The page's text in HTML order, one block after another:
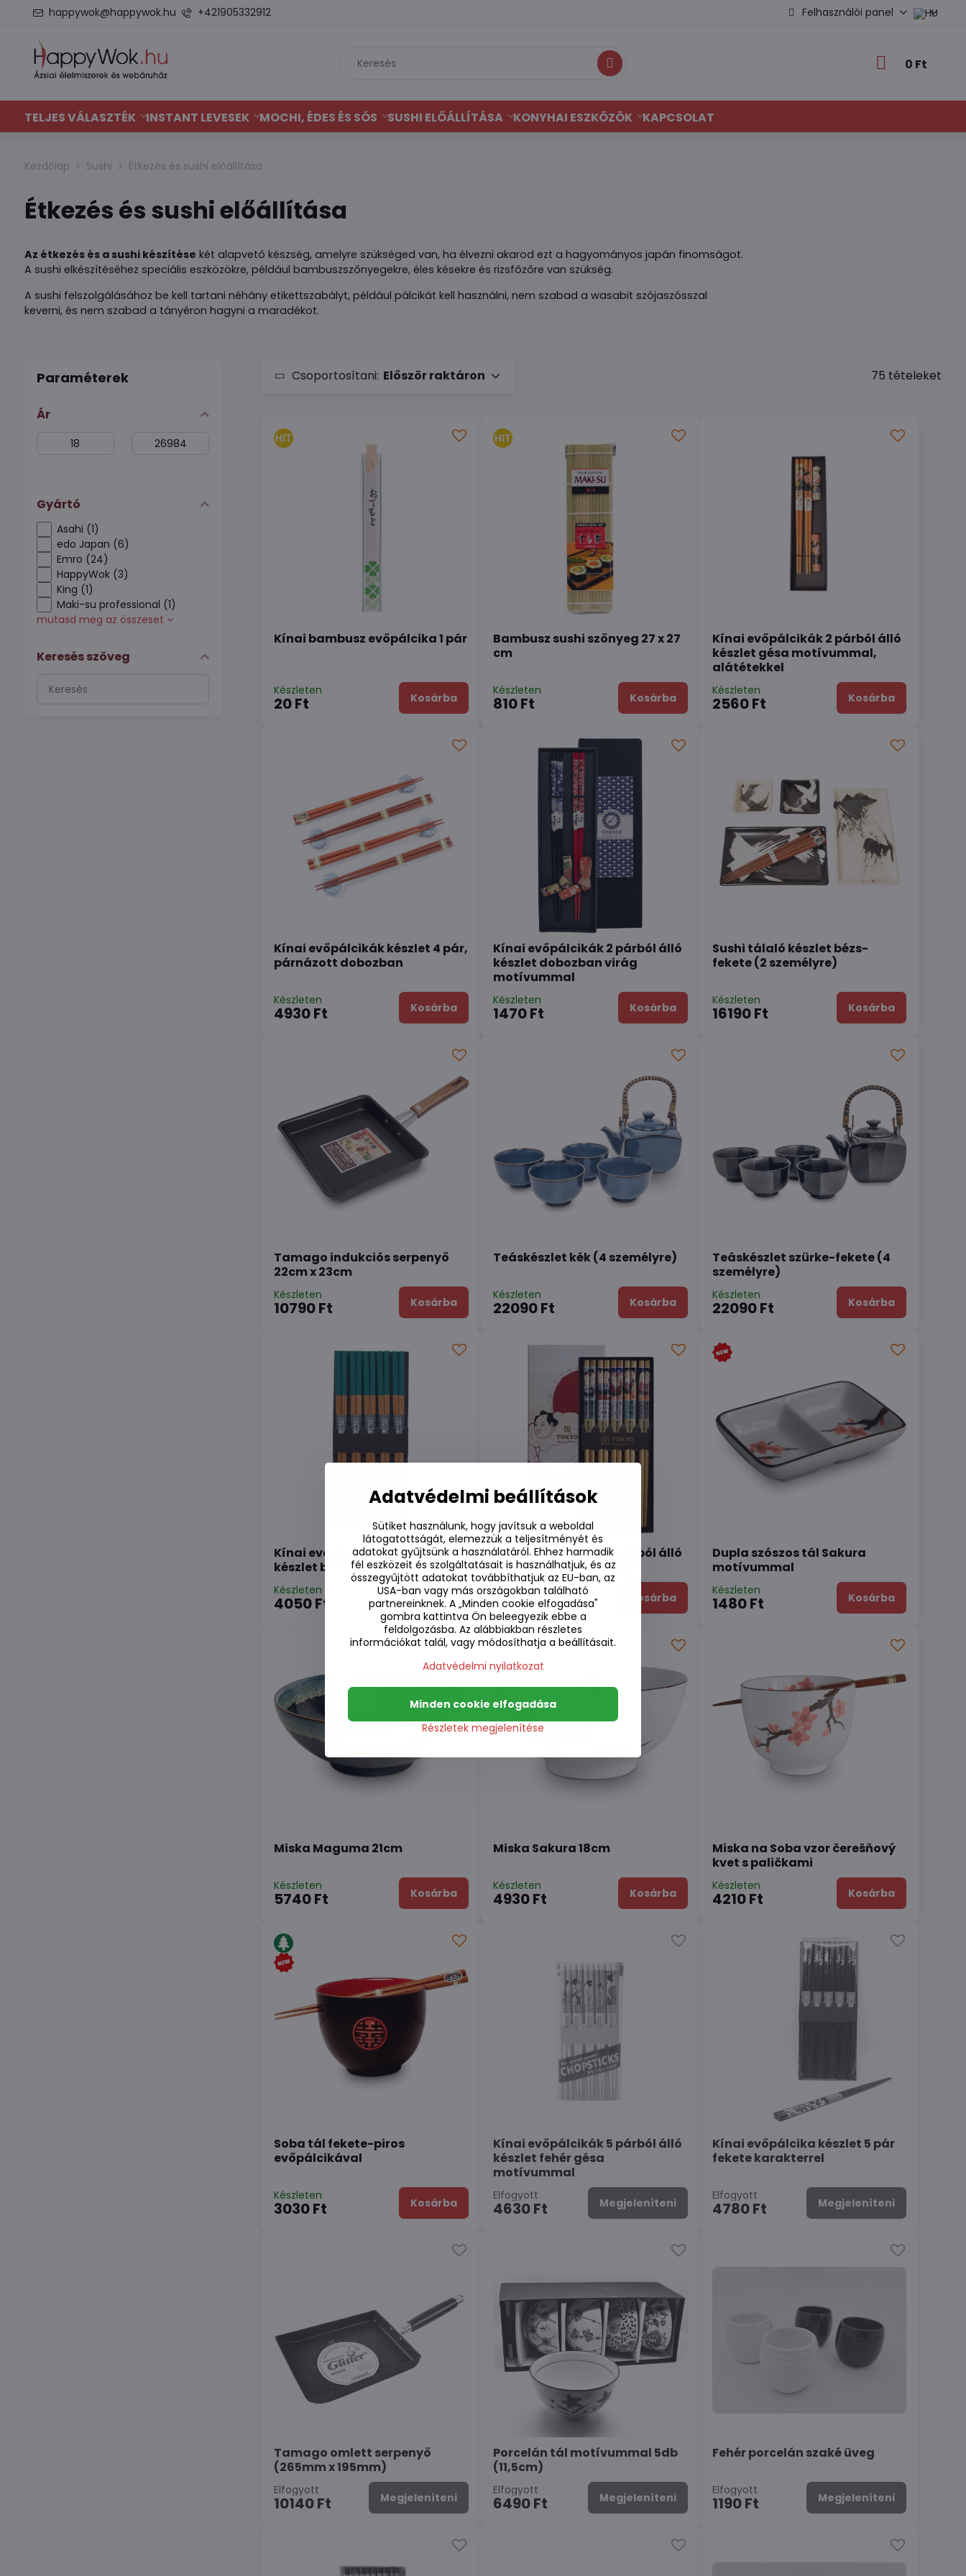
happywok@happywok.hu +421905332912 Felhasználói panel
Keresés 0 Ft
TELJES VÁLASZTÉK INSTANT LEVESEK MOCHI, ÉDES ÉS SÓS SUSHI ELŐÁLLÍTÁSA KONYHAI ESZKÖZÖK KAPCSOLAT
Kezdőlap Sushi Étkezés és sushi előállítása
Étkezés és sushi előállítása
Az étkezés és a sushi készítése két alapvető készség, amelyre szükséged van, ha élvezni akarod ezt a hagyományos japán finomságot.
A sushi elkészítéséhez speciális eszközökre, például bambuszszőnyegekre, éles késekre és rizsfőzőre van szükség.
A sushi felszolgálásához be kell tartani néhány etikettszabályt, például pálcikát kell használni, nem szabad a wasabit szójaszósszal
keverni, és nem szabad a tányéron hagyni a maradékot.
Csoportosítani: Először raktáron 75 tételeket
Kínai bambusz evőpálcika 1 pár
Készleten
20 Ft Kosárba
Bambusz sushi szőnyeg 27 x 27
cm
Készleten
810 Ft Kosárba
Kínai evőpálcikák 2 párból álló
készlet gésa motívummal,
alátétekkel
Készleten
2560 Ft Kosárba
Kínai evőpálcikák készlet 4 pár,
párnázott dobozban
Készleten
4930 Ft Kosárba
Kínai evőpálcikák 2 párból álló
készlet dobozban virág
motívummal
Készleten
1470 Ft Kosárba
Sushi tálaló készlet bézs-
fekete (2 személyre)
Készleten
16190 Ft Kosárba
Tamago indukciós serpenyő
22cm x 23cm
Készleten
10790 Ft Kosárba
Teáskészlet kék (4 személyre)
Készleten
22090 Ft Kosárba
Teáskészlet szürke-fekete (4
személyre)
Készleten
22090 Ft Kosárba
Kínai evőpálcikák 5 párból álló
készlet benzin
Készleten
4050 Ft Kosárba
Kínai evőpálcikák 5 párból álló
készlet Sumo dobozban
Készleten
4780 Ft Kosárba
Dupla szószos tál Sakura
motívummal
Készleten
1480 Ft Kosárba
Miska Maguma 21cm
Készleten
5740 Ft Kosárba
Miska Sakura 18cm
Készleten
4930 Ft Kosárba
Miska na Soba vzor čerešňový
kvet s paličkami
Készleten
4210 Ft Kosárba
Soba tál fekete-piros
evőpálcikával
Készleten
3030 Ft Kosárba
Kínai evőpálcikák 5 párból álló
készlet fehér gésa
motívummal
Elfogyott
4630 Ft Megjeleníteni
Kínai evőpálcika készlet 5 pár
fekete karakterrel
Elfogyott
4780 Ft Megjeleníteni
Tamago omlett serpenyő
(265mm x 195mm)
Elfogyott
10140 Ft Megjeleníteni
Porcelán tál motívummal 5db
(11,5cm)
Elfogyott
6490 Ft Megjeleníteni
Fehér porcelán szaké üveg
Elfogyott
1190 Ft Megjeleníteni
Paraméterek
Ár
Gyártó
Asahi (1)
edo Japan (6)
Emro (24)
HappyWok (3)
King (1)
Maki-su professional (1)
mutasd meg az összeset
Keresés szöveg
Keresés
Adatvédelmi beállítások
Sütiket használunk, hogy javítsuk a weboldal
látogatottságát, elemezzük a teljesítményét és
adatokat gyűjtsünk a használatáról. Ehhez harmadik
fél eszközeit és szolgáltatásait is használhatjuk, és az
összegyűjtött adatokat továbbíthatjuk az EU-ban, az
USA-ban vagy más országokban található
partnereinknek. A „Minden cookie elfogadása"
gombra kattintva Ön beleegyezik ebbe a
feldolgozásba. Az alábbiakban részletes
információkat talál, vagy módosíthatja a beállításait.
Adatvédelmi nyilatkozat
Részletek megjelenítése
Minden cookie elfogadása